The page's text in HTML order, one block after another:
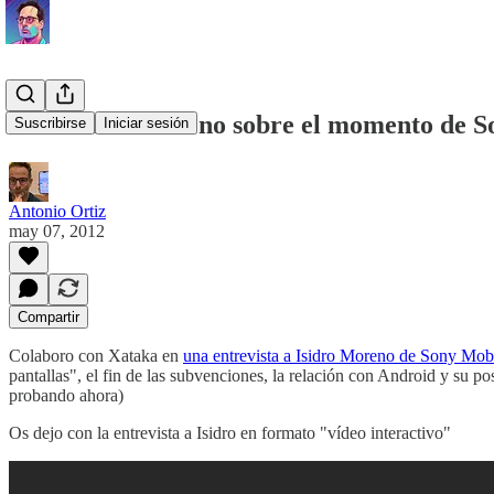
Suscribirse Iniciar sesión
Con Isidro Moreno sobre el momento de
Antonio Ortiz
may 07, 2012
Compartir
Colaboro con Xataka en una entrevista a Isidro Moreno de Sony
pantallas", el fin de las subvenciones, la relación con Android y su
probando ahora)
Os dejo con la entrevista a Isidro en formato "vídeo interactivo"